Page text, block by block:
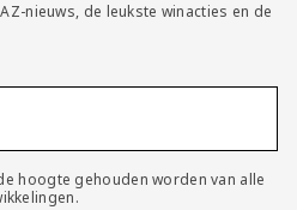
nieuws, de leukste winacties en de
hoogte gehouden worden van alle